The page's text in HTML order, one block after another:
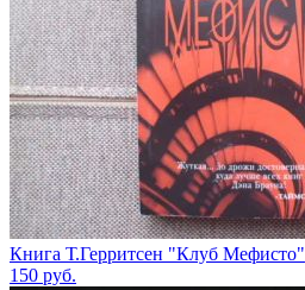
Книга Т.Герритсен "Клуб Мефисто"
150 руб.